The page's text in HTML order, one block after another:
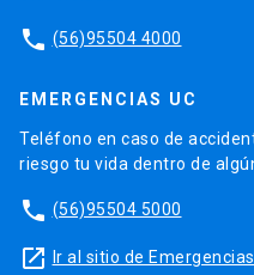
phone (56)95504 4000
EMERGENCIAS UC
Teléfono en caso de
riesgo tu vida dentro de
phone (56)95504 5000
launch Ir al sitio de Emergencias